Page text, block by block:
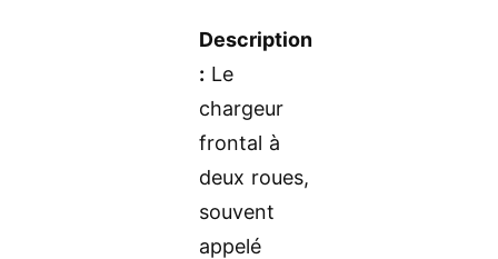
Description
: Le
chargeur
frontal à
deux roues,
souvent
appelé